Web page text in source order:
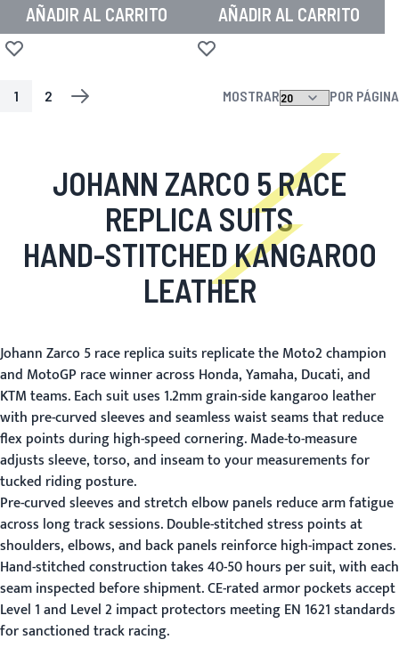
AÑADIR AL CARRITO
Añadir a la Lista de Deseos
AÑADIR AL CARRITO
Añadir a la Lista de Deseos
PÁGINAACTUALMENTE ESTÁS LEYENDO PÁGINA
1
PÁGINA
2
PÁGINA
SIGUIENTE
MOSTRAR POR PÁGINA
JOHANN ZARCO 5 RACE
REPLICA SUITS
HAND-STITCHED KANGAROO
LEATHER
Johann Zarco 5 race replica suits replicate the Moto2 champion
and MotoGP race winner across Honda, Yamaha, Ducati, and
KTM teams. Each suit uses 1.2mm grain-side kangaroo leather
with pre-curved sleeves and seamless waist seams that reduce
flex points during high-speed cornering. Made-to-measure
adjusts sleeve, torso, and inseam to your measurements for
tucked riding posture.
Pre-curved sleeves and stretch elbow panels reduce arm fatigue
across long track sessions. Double-stitched stress points at
shoulders, elbows, and back panels reinforce high-impact zones.
Hand-stitched construction takes 40-50 hours per suit, with each
seam inspected before shipment. CE-rated armor pockets accept
Level 1 and Level 2 impact protectors meeting EN 1621 standards
for sanctioned track racing.